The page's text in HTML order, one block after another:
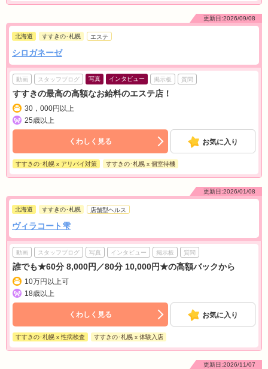
更新日:2026/09/08
北海道 すすきの･札幌 エステ
シロガネーゼ
動画 スタッフブログ 写真 インタビュー 掲示板 質問
すすきの最高の高額なお給料のエステ店！
30，000円以上
25歳以上
くわしく見る お気に入り
すすきの･札幌 x アリバイ対策 すすきの･札幌 x 個室待機
更新日:2026/01/08
北海道 すすきの･札幌 店舗型ヘルス
ヴィラコート雫
動画 スタッフブログ 写真 インタビュー 掲示板 質問
誰でも★60分 8,000円／80分 10,000円★の高額バックから
10万円以上可
18歳以上
くわしく見る お気に入り
すすきの･札幌 x 性病検査 すすきの･札幌 x 体験入店
更新日:2026/11/07